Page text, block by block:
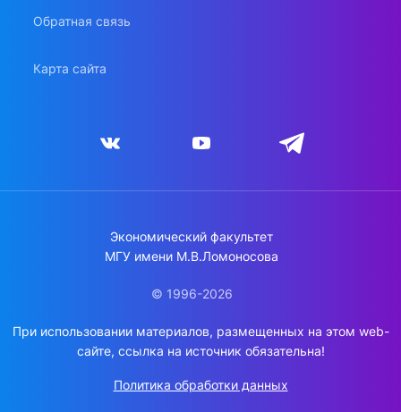
Обратная связь
Карта сайта
Экономический факультет
МГУ имени М.В.Ломоносова
© 1996-2026
При использовании материалов, размещенных на этом web-
сайте, ссылка на источник обязательна!
Политика обработки данных